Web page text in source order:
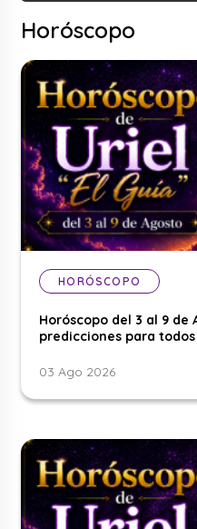
Horóscopo
HORÓSCOPO
Horóscopo del 3 al 9 de
predicciones para
03 Ago 2026